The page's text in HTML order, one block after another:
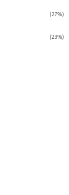
(27%)
(23%)